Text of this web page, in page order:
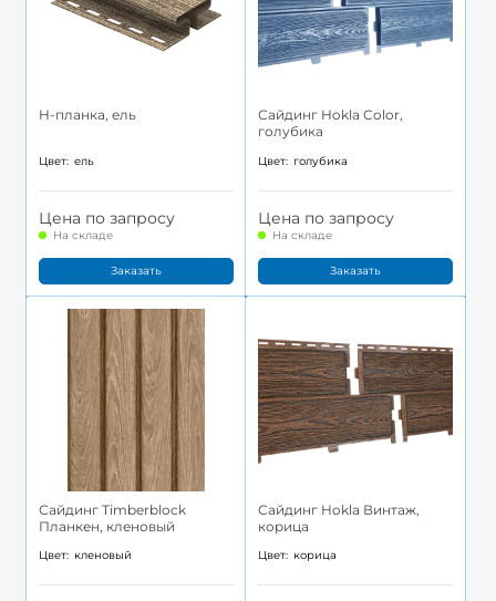
H-планка, ель
Цвет: ель
Цена по запросу
На складе
Заказать
Сайдинг Hokla Color,
голубика
Цвет: голубика
Цена по запросу
На складе
Заказать
Сайдинг Timberblock
Планкен, кленовый
Цвет: кленовый
Сайдинг Hokla Винтаж,
корица
Цвет: корица